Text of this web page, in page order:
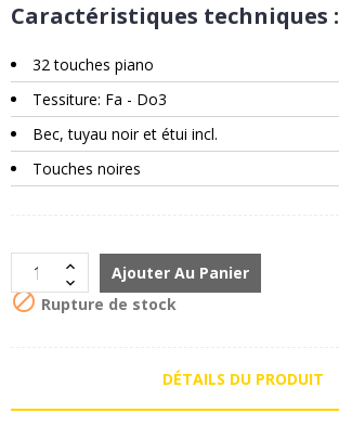
Caractéristiques techniques :
32 touches piano
Tessiture: Fa - Do3
Bec, tuyau noir et étui incl.
Touches noires
Ajouter Au Panier
 Rupture de stock
DÉTAILS DU PRODUIT